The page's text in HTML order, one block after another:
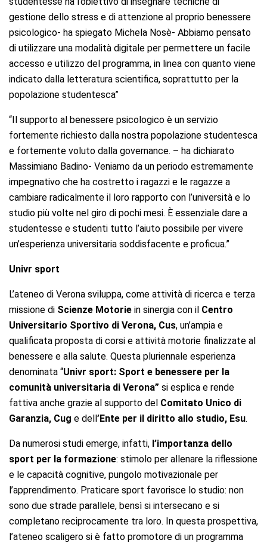
gestione dello stress e di attenzione al proprio benessere
psicologico- ha spiegato Michela Nosè- Abbiamo pensato
di utilizzare una modalità digitale per permettere un facile
accesso e utilizzo del programma, in linea con quanto viene
indicato dalla letteratura scientifica, soprattutto per la
popolazione studentesca”
“Il supporto al benessere psicologico è un servizio
fortemente richiesto dalla nostra popolazione studentesca
e fortemente voluto dalla governance. – ha dichiarato
Massimiano Badino- Veniamo da un periodo estremamente
impegnativo che ha costretto i ragazzi e le ragazze a
cambiare radicalmente il loro rapporto con l’università e lo
studio più volte nel giro di pochi mesi. È essenziale dare a
studentesse e studenti tutto l’aiuto possibile per vivere
un’esperienza universitaria soddisfacente e proficua.”
Univr sport
L’ateneo di Verona sviluppa, come attività di ricerca e terza
missione di Scienze Motorie in sinergia con il Centro
Universitario Sportivo di Verona, Cus, un’ampia e
qualificata proposta di corsi e attività motorie finalizzate al
benessere e alla salute. Questa pluriennale esperienza
denominata “Univr sport: Sport e benessere per la
comunità universitaria di Verona” si esplica e rende
fattiva anche grazie al supporto del Comitato Unico di
Garanzia, Cug e dell’Ente per il diritto allo studio, Esu.
Da numerosi studi emerge, infatti, l’importanza dello
sport per la formazione: stimolo per allenare la riflessione
e le capacità cognitive, pungolo motivazionale per
l’apprendimento. Praticare sport favorisce lo studio: non
sono due strade parallele, bensì si intersecano e si
completano reciprocamente tra loro. In questa prospettiva,
l’ateneo scaligero si è fatto promotore di un programma